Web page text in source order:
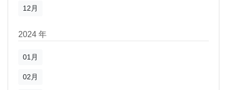
12月
2024 年
01月
02月